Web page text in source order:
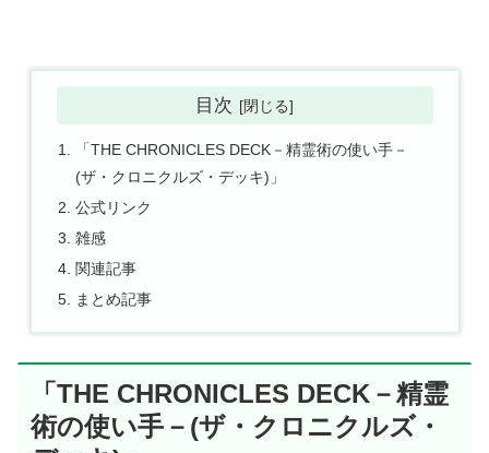
目次
「THE CHRONICLES DECK－精霊術の使い手－
(ザ・クロニクルズ・デッキ)」
公式リンク
雑感
関連記事
まとめ記事
「THE CHRONICLES DECK－精霊
術の使い手－(ザ・クロニクルズ・